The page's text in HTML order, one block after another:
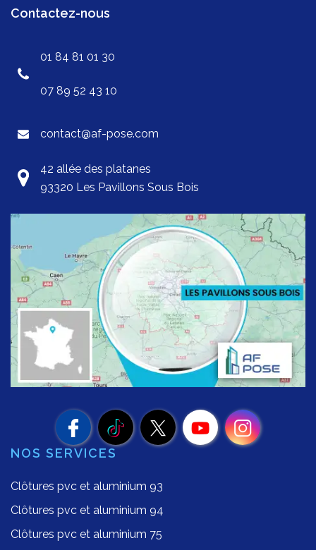
Contactez-nous
01 84 81 01 30
07 89 52 43 10
contact@af-pose.com
42 allée des platanes
93320 Les Pavillons Sous Bois
NOS SERVICES
Clôtures pvc et aluminium 93
Clôtures pvc et aluminium 94
Clôtures pvc et aluminium 75